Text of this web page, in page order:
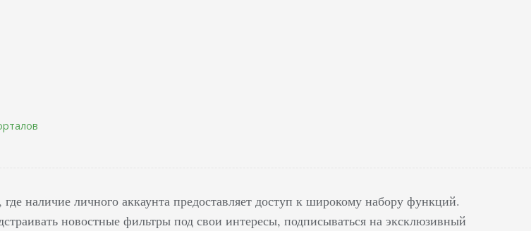
наличие личного аккаунта предоставляет доступ к широкому набору функций.
новостные фильтры под свои интересы, подписываться на эксклюзивный